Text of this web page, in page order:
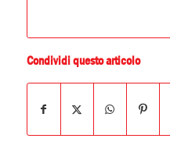
Condividi questo articolo